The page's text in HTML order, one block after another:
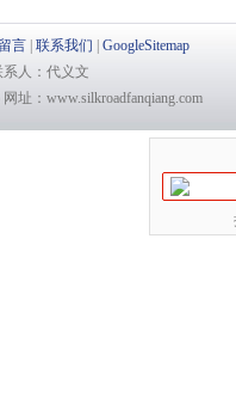
言 联系我们
GoogleSitemap
系人：代义文
址：www.silkroadfanqiang.com